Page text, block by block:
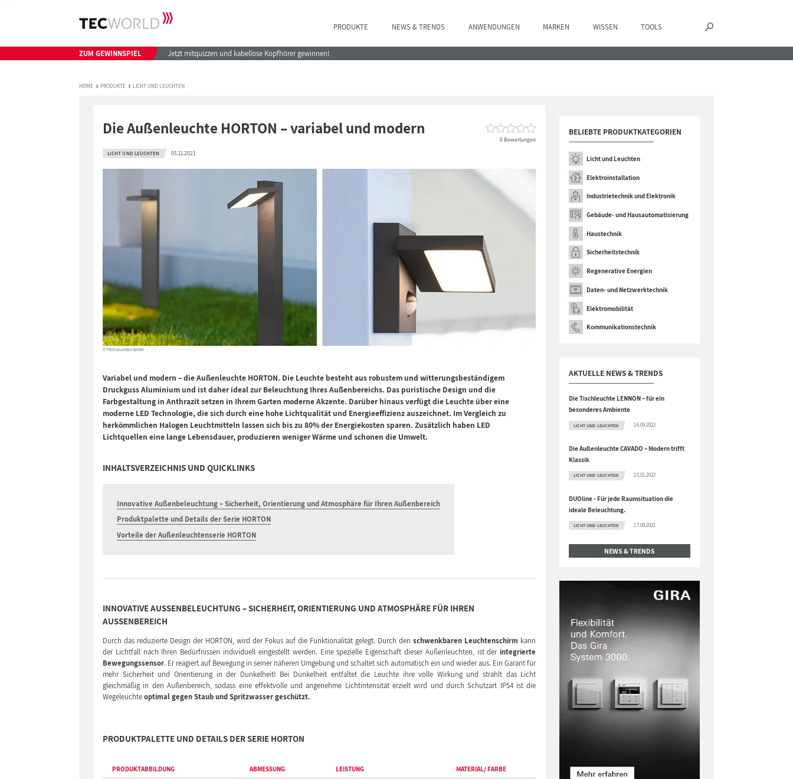
PRODUKTE NEWS & TRENDS ANWENDUNGEN MARKEN WISSEN TOOLS
ZUM GEWINNSPIEL Jetzt mitquizzen und kabellose Kopfhörer gewinnen!
HOME PRODUKTE LICHT UND LEUCHTEN
0 Bewertungen
Die Außenleuchte HORTON – variabel und modern
LICHT UND LEUCHTEN 05.11.2021
© TRIO Leuchten GmbH
Variabel und modern – die Außenleuchte HORTON. Die Leuchte besteht aus robustem und witterungsbeständigem
Druckguss Aluminium und ist daher ideal zur Beleuchtung Ihres Außenbereichs. Das puristische Design und die
Farbgestaltung in Anthrazit setzen in Ihrem Garten moderne Akzente. Darüber hinaus verfügt die Leuchte über eine
moderne LED Technologie, die sich durch eine hohe Lichtqualität und Energieeffizienz auszeichnet. Im Vergleich zu
herkömmlichen Halogen Leuchtmitteln lassen sich bis zu 80% der Energiekosten sparen. Zusätzlich haben LED
Lichtquellen eine lange Lebensdauer, produzieren weniger Wärme und schonen die Umwelt.
INHALTSVERZEICHNIS UND QUICKLINKS
Innovative Außenbeleuchtung – Sicherheit, Orientierung und Atmosphäre für Ihren Außenbereich
Produktpalette und Details der Serie HORTON
Vorteile der Außenleuchtenserie HORTON
INNOVATIVE AUSSENBELEUCHTUNG – SICHERHEIT, ORIENTIERUNG UND ATMOSPHÄRE FÜR IHREN A
USSENBEREICH
Durch das reduzierte Design der HORTON, wird der Fokus auf die Funktionalität gelegt. Durch denschwenkbaren Leuchtenschirm kann
der Lichtfall nach Ihren Bedürfnissen individuell eingestellt werden. Eine spezielle Eigenschaft dieser Außenleuchten, ist derintegrierte
Bewegungssensor. Er reagiert auf Bewegung in seiner näheren Umgebung und schaltet sich automatisch ein und wieder aus. Ein Garant für
mehr Sicherheit und Orientierung in der Dunkelheit! Bei Dunkelheit entfaltet die Leuchte ihre volle Wirkung und strahlt das Licht
gleichmäßig in den Außenbereich, sodass eine effektvolle und angenehme Lichtintensität erzielt wird und durch Schutzart IP54 ist die
Wegeleuchteoptimal gegen Staub und Spritzwasser geschützt.
PRODUKTPALETTE UND DETAILS DER SERIE HORTON
PRODUKTABBILDUNG ABMESSUNG LEISTUNG MATERIAL/ FARBE
BELIEBTE PRODUKTKATEGORIEN
Licht und Leuchten
Elektroinstallation
Industrietechnik und Elektronik
Gebäude- und Hausautomatisierung
Haustechnik
Sicherheitstechnik
Regenerative Energien
Daten- und Netzwerktechnik
Elektromobilität
Kommunikationstechnik
AKTUELLE NEWS & TRENDS
Die Tischleuchte LENNON – für ein
besonderes Ambiente
LICHT UND LEUCHTEN 16.09.2022
Die Außenleuchte CAVADO – Modern trifft
Klassik
LICHT UND LEUCHTEN 25.01.2022
DUOline - Für jede Raumsituation die
ideale Beleuchtung.
LICHT UND LEUCHTEN 17.09.2021
NEWS & TRENDS